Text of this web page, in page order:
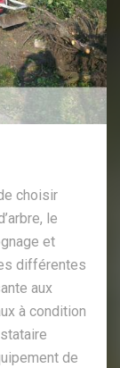
choisir
le
et
différentes
aux
à condition
de